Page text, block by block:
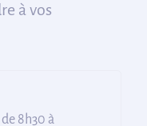
à vos
8h30 à